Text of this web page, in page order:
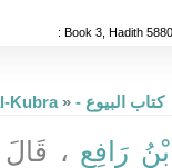
: Book 3, Hadith 5880
Kubra» - كتاب البيوع
رَافِعٍ ، قَالَ